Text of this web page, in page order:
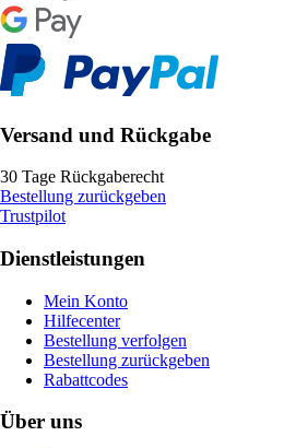
Versand und Rückgabe
30 Tage Rückgaberecht
Bestellung zurückgeben
Trustpilot
Dienstleistungen
Mein Konto
Hilfecenter
Bestellung verfolgen
Bestellung zurückgeben
Rabattcodes
Über uns